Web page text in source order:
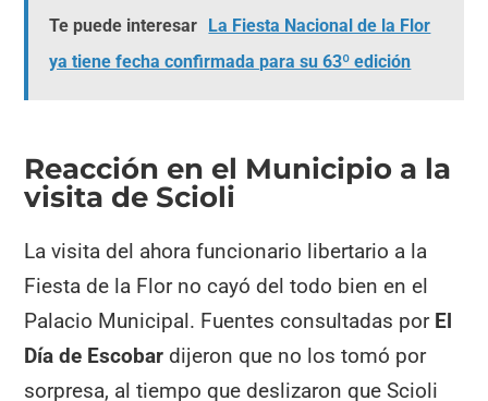
Te puede interesar La Fiesta Nacional de la Flor
ya tiene fecha confirmada para su 63º edición
Reacción en el Municipio a la
visita de Scioli
La visita del ahora funcionario libertario a la
Fiesta de la Flor no cayó del todo bien en el
Palacio Municipal. Fuentes consultadas por El
Día de Escobar dijeron que no los tomó por
sorpresa, al tiempo que deslizaron que Scioli